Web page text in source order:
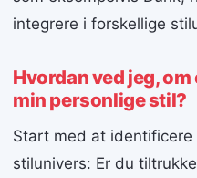
integrere i forskellige
Hvordan ved jeg,
min personlige stil?
Start med at
stilunivers: Er du